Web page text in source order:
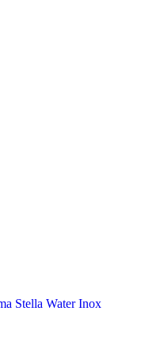
Stella Water Inox